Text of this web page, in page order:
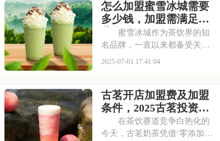
力和市场潜力，让众多投资者
心动不已，那么加盟蜜雪冰城
需要多少费用呢？以下
怎么加盟蜜雪冰城需要
多少钱，加盟需满足哪
些条件
蜜雪冰城作为茶饮界的知
名品牌，一直以来都备受关
注。它以丰富的产品线和高性
班族，都是蜜雪冰城的忠实粉
丝。那么，加盟蜜雪冰城的费
用究竟是多少呢？下面
2025-07-01 17:41:04
古茗开店加盟费及加盟
条件，2025古茗投资预
算是多少
在茶饮赛道竞争白热化的
今天，古茗奶茶凭借‘零添加、